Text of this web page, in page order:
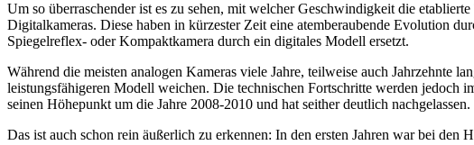
Um so überraschender ist es zu sehen, mit welcher Geschwindigkeit die
Digitalkameras. Diese haben in kürzester Zeit eine atemberaubende Evolution
Spiegelreflex- oder Kompaktkamera durch ein digitales Modell ersetzt.
Während die meisten analogen Kameras viele Jahre, teilweise auch Jahrzehnte
leistungsfähigeren Modell weichen. Die technischen Fortschritte werden jedoch
seinen Höhepunkt um die Jahre 2008-2010 und hat seither deutlich nachgelassen.
Das ist auch schon rein äußerlich zu erkennen: In den ersten Jahren war bei